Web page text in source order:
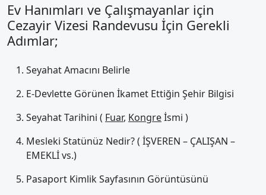
Ev Hanımları ve Çalışmayanlar için
Cezayir Vizesi Randevusu İçin Gerekli
Adımlar;
Seyahat Amacını Belirle
E-Devlette Görünen İkamet Ettiğin Şehir Bilgisi
Seyahat Tarihini ( Fuar, Kongreİsmi )
Mesleki Statünüz Nedir? ( İŞVEREN – ÇALIŞAN –
EMEKLİ vs.)
Pasaport Kimlik Sayfasının Görüntüsünü